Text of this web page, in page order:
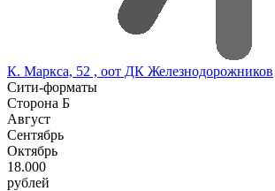
К. Маркса, 52 , оот ДК Железнодорожников
Сити-форматы
Сторона Б
Август
Сентябрь
Октябрь
18.000
рублей